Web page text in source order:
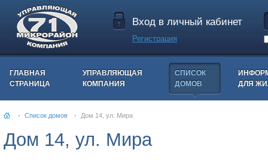
Вход в личный кабинет
Регистрация
ГЛАВНАЯ
СТРАНИЦА
УПРАВЛЯЮЩАЯ
КОМПАНИЯ
СПИСОК
ДОМОВ
ДЛЯ
Список домов Дом 14, ул. Мира
Дом 14, ул. Мира